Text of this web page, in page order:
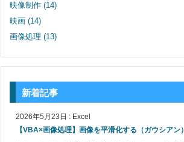
映像制作 (14)
映画 (14)
画像処理 (13)
新着記事
2026年5月23日 : Excel
【VBA×画像処理】画像を平滑化する（ガウシアン）